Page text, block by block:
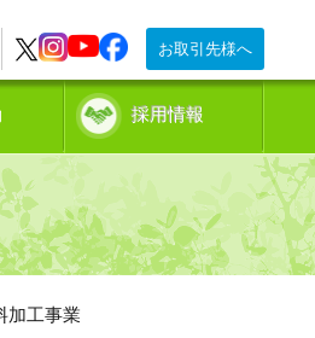
お取引先様へ
採用情報
加工事業